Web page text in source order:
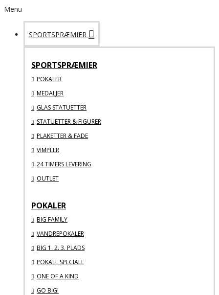
Menu
SPORTSPRÆMIER
SPORTSPRÆMIER
POKALER
MEDALJER
GLAS STATUETTER
STATUETTER & FIGURER
PLAKETTER & FADE
VIMPLER
24 TIMERS LEVERING
OUTLET
POKALER
BIG FAMILY
VANDREPOKALER
BIG 1. 2. 3. PLADS
POKALE SPECIALE
ONE OF A KIND
GO BIG!